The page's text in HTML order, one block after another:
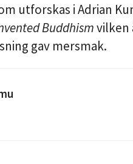
utforskas i Adrian
Buddhismvilken
gav mersmak.